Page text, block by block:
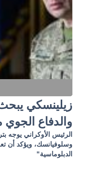
زيلينسكي
والدفاع الجوي
الرئيس الأوكراني يوجه
وسلوفيانسك، ويؤكد أن
الدبلوماسية"